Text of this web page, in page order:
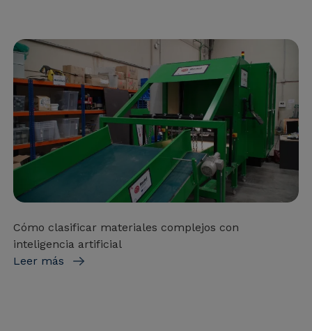
Cómo clasificar materiales complejos con
inteligencia artificial
Leer más